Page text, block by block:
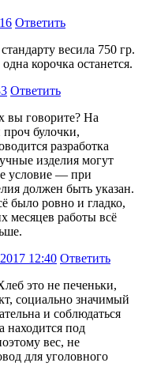
Ответить
весила 750 гр.
корочка останется.
Ответить
вы говорите? На
проч булочки,
разработка
изделия могут
условие — при
должен быть указан.
было ровно и гладко,
месяцев работы всё
12:40 Ответить
это не печеньки,
социально значимый
и соблюдаться
находится под
вес, не
для уголовного